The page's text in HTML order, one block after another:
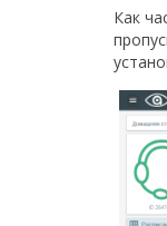
Как